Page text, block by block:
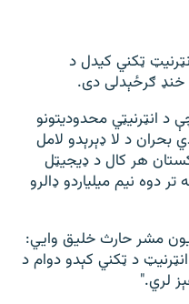
ټکني کیدل د
خنډ ګرځېدلی دی.
د انټرنیټي محدودیتونو
د لا ډېرېدو لامل
هر کال د ډیجیټل
تر دوه نیم میلیاردو ډالرو
مشر حارث خلیق وايي:
د ټکني کېدو دوام د
لري."